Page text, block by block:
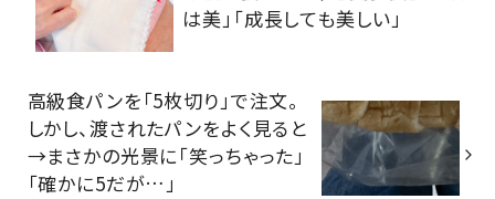
は美」「成長しても美しい」
高級食パンを「5枚切り」で注文。
しかし、渡されたパンをよく見ると
→まさかの光景に「笑っちゃった」
「確かに5だが…」